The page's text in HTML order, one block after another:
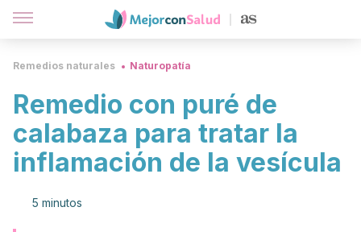
Remedios naturales Naturopatía
Remedio con puré de
calabaza para tratar la
inflamación de la vesícula
5 minutos